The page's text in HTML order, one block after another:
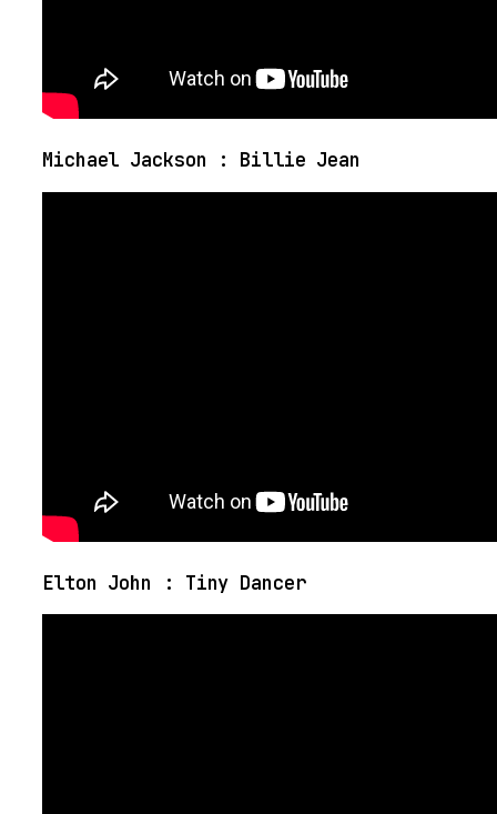
Michael Jackson : Billie Jean
Elton John : Tiny Dancer